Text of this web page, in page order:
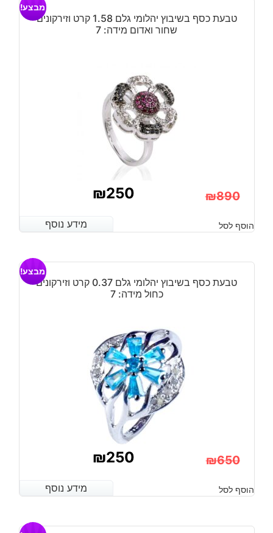
טבעת כסף בשיבוץ יהלומי גלם 1.58 קרט וזירקונים
שחור ואדום מידה: 7
מבצע!
₪890
המקורי
היה:
₪890.
₪250
הנוכחי
הוא:
₪250.
מידע נוסף הוסף לסל מידע נוסף
טבעת כסף בשיבוץ יהלומי גלם 0.37 קרט וזירקונים
כחול מידה: 7
מבצע!
₪650
המקורי
היה:
₪250
הנוכחי
הוא:
מידע נוסף הוסף לסל מידע נוסף